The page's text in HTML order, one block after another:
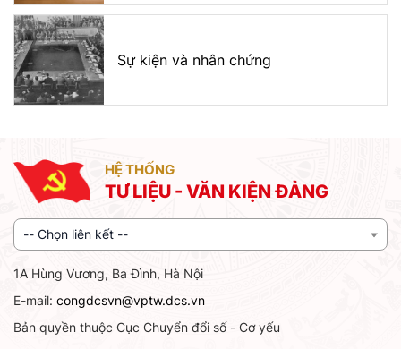
Sự kiện và nhân chứng
HỆ THỐNG
TƯ LIỆU - VĂN KIỆN ĐẢNG
-- Chọn liên kết --
1A Hùng Vương, Ba Đình, Hà Nội
E-mail: congdcsvn@vptw.dcs.vn
Bản quyền thuộc Cục Chuyển đổi số - Cơ yếu